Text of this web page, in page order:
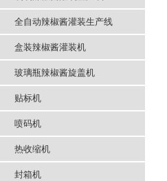
全自动辣椒酱灌装生产线
盒装辣椒酱灌装机
玻璃瓶辣椒酱旋盖机
贴标机
喷码机
热收缩机
封箱机